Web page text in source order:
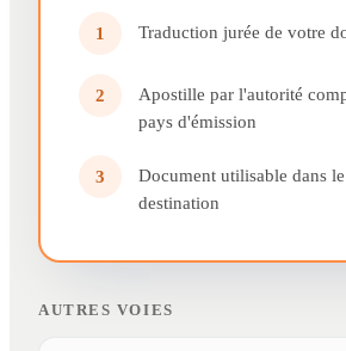
1 Traduction jurée de votre
2
Apostille par l'autorité
pays d'émission
3
Document utilisable dans
destination
AUTRES VOIES